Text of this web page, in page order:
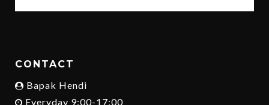
CONTACT
Bapak Hendi
Everyday 9:00-17:00